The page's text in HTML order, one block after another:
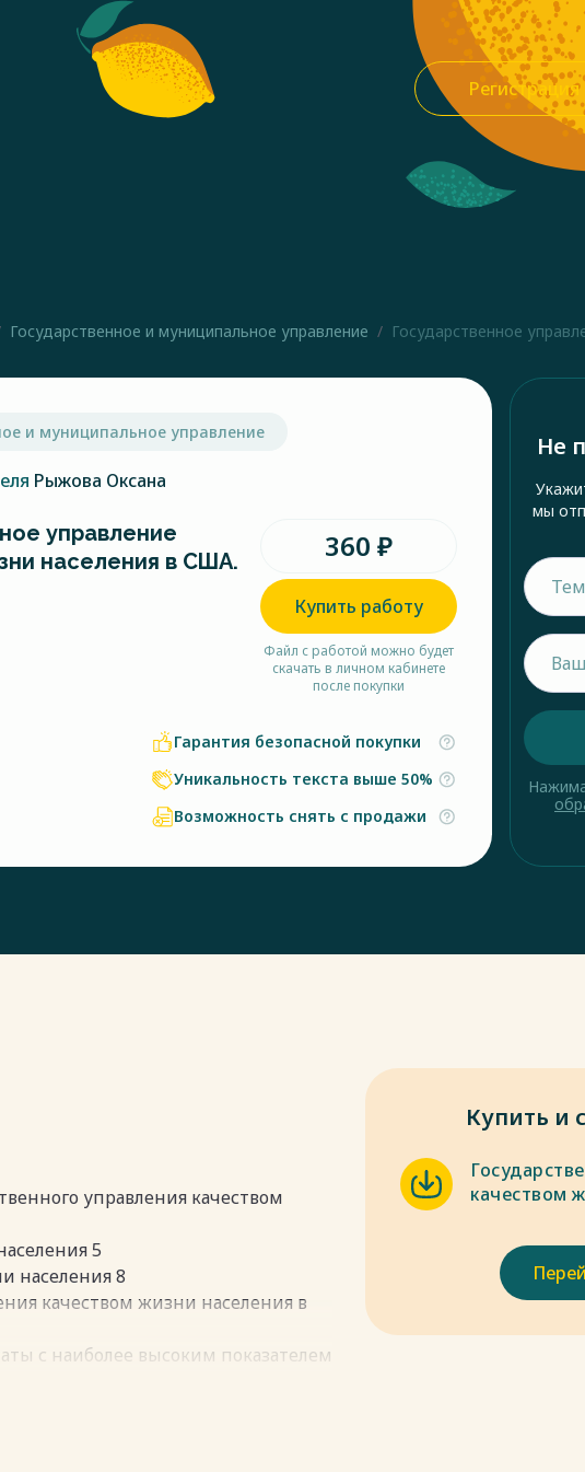
Регистрация
Государственное и муниципальное управление Государственное
и муниципальное управление
Рыжова Оксана
управление
населения в США.
360 ₽
Купить работу
Файл с работой можно будет
скачать в личном кабинете
после покупки
Гарантия безопасной покупки
Уникальность текста выше 50%
Возможность снять с продажи
Не
мы
управления качеством
5
населения 8
качеством жизни населения в
с наиболее высоким показателем
с наиболее низким показателем
Купить и
качеством